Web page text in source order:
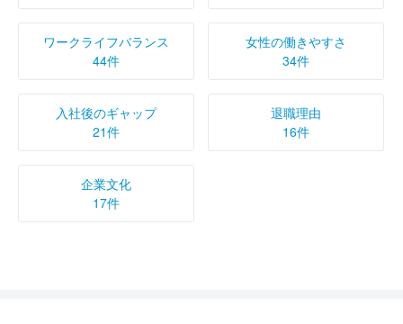
ワークライフバランス
44件
女性の働きやすさ
34件
入社後のギャップ
21件
退職理由
16件
企業文化
17件